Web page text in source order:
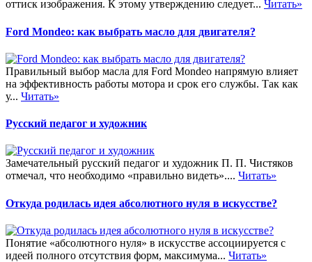
оттиск изображения. К этому утверждению следует... Читать»
Ford Mondeo: как выбрать масло для двигателя?
Правильный выбор масла для Ford Mondeo напрямую влияет
на эффективность работы мотора и срок его службы. Так как
у... Читать»
Русский педагог и художник
Замечательный русский педагог и художник П. П. Чистяков
отмечал, что необходимо «правильно видеть».... Читать»
Откуда родилась идея абсолютного нуля в искусстве?
Понятие «абсолютного нуля» в искусстве ассоциируется с
идеей полного отсутствия форм, максимума... Читать»